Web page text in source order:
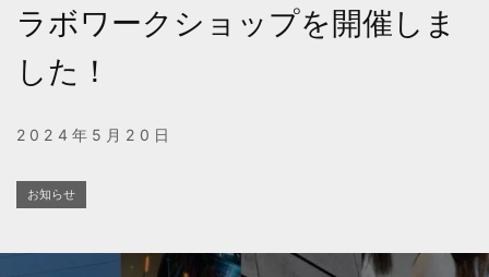
ラボワークショップを開催しま
した！
2024年5月20日
お知らせ